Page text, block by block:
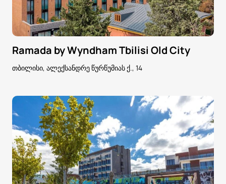
Ramada by Wyndham Tbilisi Old City
თბილისი, ალექსანდრე წურწუმიას ქ., 14